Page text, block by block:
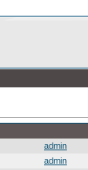
admin
admin